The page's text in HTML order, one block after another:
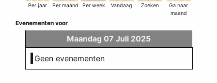
Per jaar Per maand Per week Vandaag Zoeken
Ga naar
maand
Evenementen voor
Maandag 07 Juli 2025
Geen evenementen